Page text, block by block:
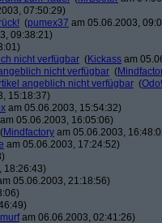
07:50:29)
(pumex37 am 05.06.2003,
09:38:21)
nicht verfügbar (Kickass am
nicht verfügbar (
angeblich nicht verfügbar (
15:18:37)
am 05.06.2003, 15:54:32)
am 05.06.2003, 16:05:06)
(Mindfactory am 05.06.2003,
am 05.06.2003, 17:24:52)
18:26:43)
05.06.2003, 21:18:56)
am 06.06.2003, 02:41:26)